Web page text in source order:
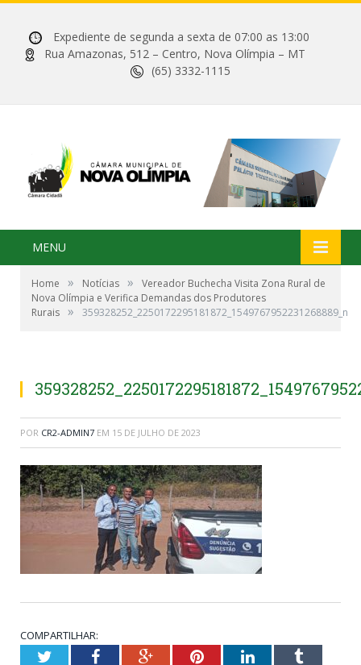
Expediente de segunda a sexta de 07:00 as 13:00
Rua Amazonas, 512 – Centro, Nova Olímpia – MT
(65) 3332-1115
MENU
Home » Notícias »
Vereador Buchecha Visita Zona Rural de
Nova Olímpia e Verifica Demandas dos Produtores
Rurais » 359328252_2250172295181872_1549767952231268889_n
POR CR2-ADMIN7 EM 15 DE JULHO DE 2023
COMPARTILHAR:
TwitterFacebookGoogle+PinterestLinkedInTumblr